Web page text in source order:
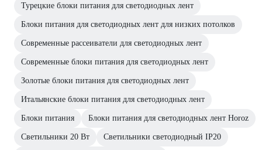
Турецкие блоки питания для светодиодных лент
Блоки питания для светодиодных лент для низких потолков
Современные рассеиватели для светодиодных лент
Современные блоки питания для светодиодных лент
Золотые блоки питания для светодиодных лент
Итальянские блоки питания для светодиодных лент
Блоки питания Блоки питания для светодиодных лент Horoz
Светильники 20 Вт Светильники светодиодный IP20